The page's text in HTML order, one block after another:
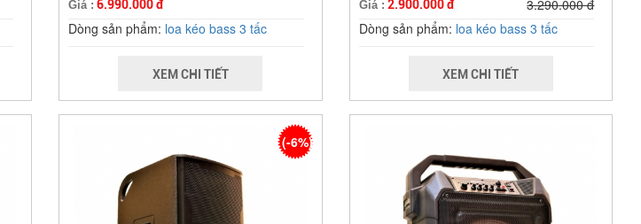
Giá : 6.990.000 đ
Dòng sản phẩm: loa kéo bass 3 tấc
XEM CHI TIẾT
Giá : 2.900.000 đ 3.290.000 đ
Dòng sản phẩm: loa kéo bass 3 tấc
XEM CHI TIẾT
(-6%)